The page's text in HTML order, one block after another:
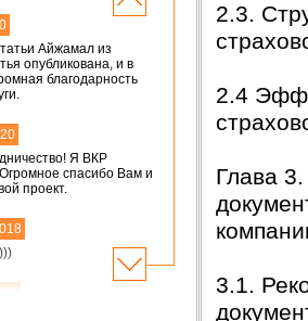
Айжамал из
опубликована, и в
благодарность
Я ВКР
спасибо Вам и
проект.
большое.
2.3.
2.4
Глава
3.1.